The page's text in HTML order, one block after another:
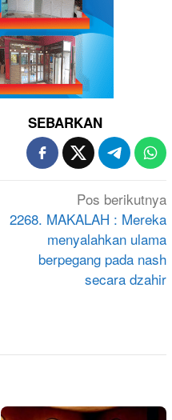
SEBARKAN
Pos berikutnya
2268. MAKALAH : Mereka
menyalahkan ulama
berpegang pada nash
secara dzahir